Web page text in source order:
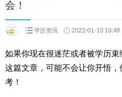
会！
学历资讯 2022-01-10 16:49
如果你现在很迷茫或者被学历
这篇文章，可能不会让你开悟
考！